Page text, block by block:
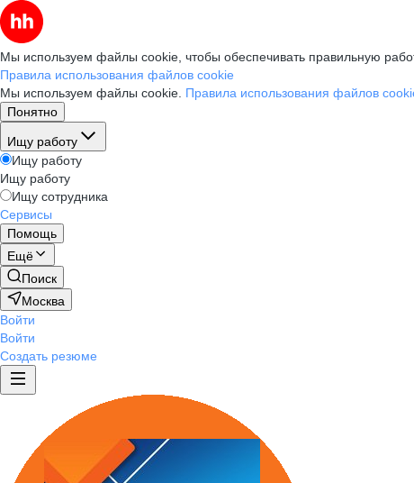
Мы используем файлы cookie, чтобы обеспечивать правильную
Правила использования файлов cookie
Мы используем файлы cookie. Правила использования файлов
Понятно
Ищу работу
Ищу работу
Ищу работу
Ищу сотрудника
Сервисы
Помощь
Ещё
Поиск
Москва
Войти
Войти
Создать резюме